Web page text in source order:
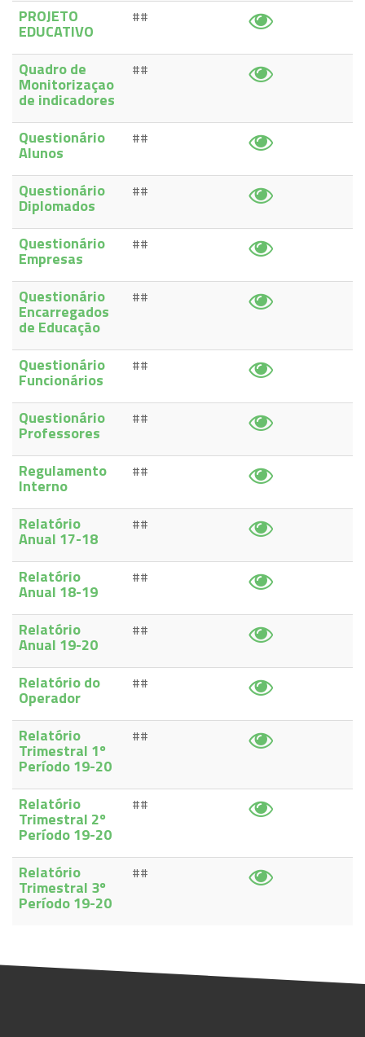
PROJETO
EDUCATIVO
##
Quadro de
Monitorizaçao
de indicadores
##
Questionário
Alunos
##
Questionário
Diplomados
##
Questionário
Empresas
##
Questionário
Encarregados
de Educação
##
Questionário
Funcionários
##
Questionário
Professores
##
Regulamento
Interno
##
Relatório
Anual 17-18
##
Relatório
Anual 18-19
##
Relatório
Anual 19-20
##
Relatório do
Operador
##
Relatório
Trimestral 1º
Período 19-20
##
Relatório
Trimestral 2º
Período 19-20
##
Relatório
Trimestral 3º
Período 19-20
##